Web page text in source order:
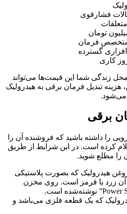
فشارقوی
متخصص فرمان
گسترده
زندگی شما این قیمت‌ها می‌تواند
هزینه تبدیل فرمان برقی به هیدرولیک
برقی
را داشته باشید که فروشنده آن را
کرده است. در این شرایط از طریق
را مطلع شوید.
هیدرولیک که بصورت پلاستیکی
آن زرد یا قرمز است. روی مخزن
که یک قطعه فلزی می‌باشد و